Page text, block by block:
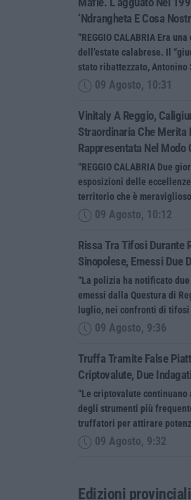
‘ndrangheta E Cosa
“REGGIO CALABRIA Era
dell’estate calabrese. Il
stato ribattezzato,
09 Agosto, 10:31
Vinitaly A Reggio,
Straordinaria Che Merita
Rappresentata Nel Modo
“REGGIO CALABRIA Due
esposizioni delle
territorio che è
09 Agosto, 10:12
Rissa Tra Tifosi Durante
Sinopolese, Emessi Due
“La polizia ha notificato
emessi dalla Questura di
luglio, nei confronti di
09 Agosto, 9:36
Truffa Tramite False
Criptovalute, Due Indagati
“Le criptovalute continuano
degli strumenti più
truffatori per attirare
09 Agosto, 9:32
Edizioni provinciali